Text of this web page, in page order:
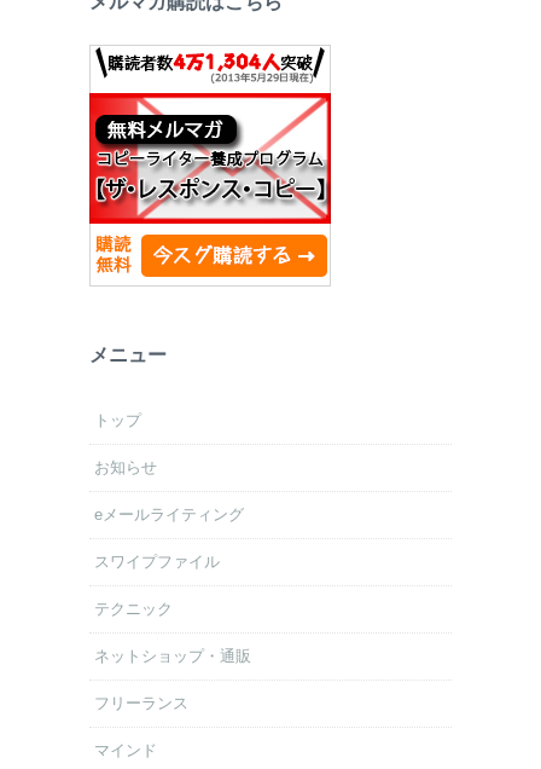
メニュー
トップ
お知らせ
eメールライティング
スワイプファイル
テクニック
ネットショップ・通販
フリーランス
マインド